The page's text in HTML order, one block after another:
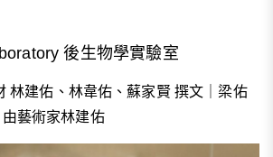
後生物學實驗室
林建佑、林韋佑、蘇家賢 撰文｜梁佑
藝術家林建佑